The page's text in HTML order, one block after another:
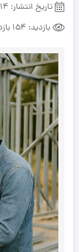
تاریخ انتشار: 14 دی 1404
بازدید: 154 بازدید